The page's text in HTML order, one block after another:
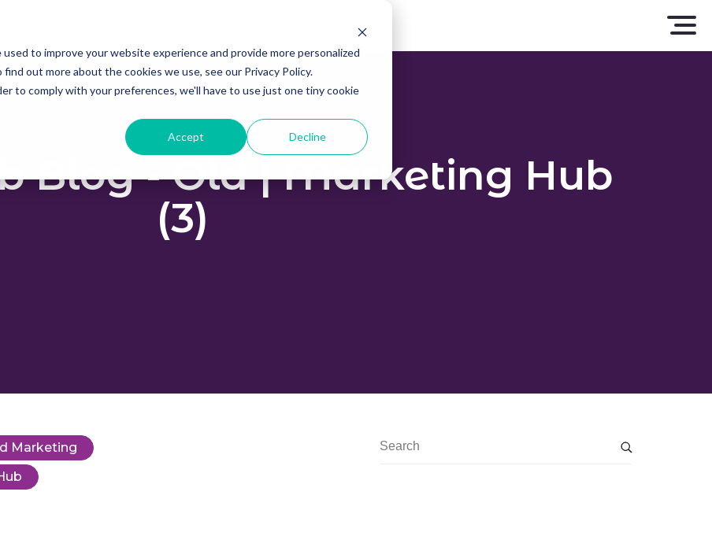
to improve your website experience and provide more personalized
out more about the cookies we use, see our Privacy Policy.
to comply with your preferences, we'll have to use just one tiny cookie
Accept Decline
Blog - Old | Marketing Hub
(3)
Marketing